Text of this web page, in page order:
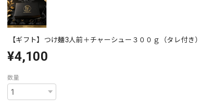
【ギフト】つけ麺3人前＋チャーシュー３００ｇ（タレ付き）
¥4,100
数量